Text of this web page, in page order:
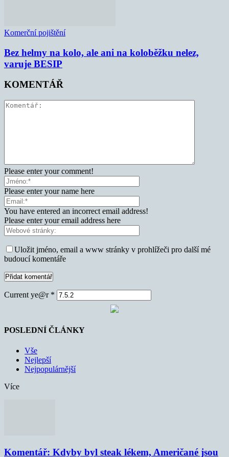
Komerční pojištění
Bez helmy na kolo, ale ani na koloběžku nelez,
varuje BESIP
KOMENTÁŘ
Please enter your comment!
Please enter your name here
You have entered an incorrect email address!
Please enter your email address here
Uložit jméno, email a www stránky v prohlížeči pro další mé
budoucí komentáře
Current ye@r *
POSLEDNÍ ČLÁNKY
Vše
Nejlepší
Nejpopulárnější
Více
Komentář: Kdyby byl steak lékem, Američané jsou